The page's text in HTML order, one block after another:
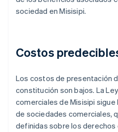
sociedad en Misisipi.
Costos
Los costos de presentación
constitución son bajos. La
comerciales de Misisipi
de sociedades comerciales,
definidas sobre los derechos